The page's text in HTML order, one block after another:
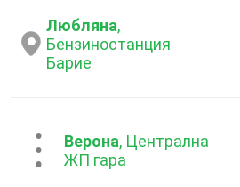
Любляна,
Бензиностанция
Барие
...Верона, Централна
ЖП гара